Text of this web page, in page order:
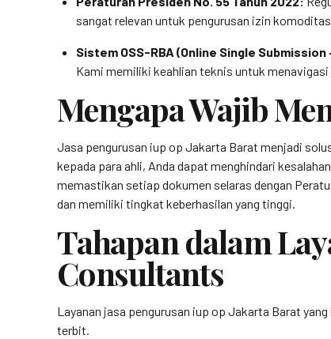
sangat relevan untuk pengurusan izin
Sistem OSS-RBA (Online Single
Kami memiliki keahlian teknis untuk
Mengapa Wajib
Jasa pengurusan iup op Jakarta Barat menjadi
kepada para ahli, Anda dapat menghindari
memastikan setiap dokumen selaras dengan
dan memiliki tingkat keberhasilan yang tinggi.
Tahapan dalam
Consultants
Layanan jasa pengurusan iup op Jakarta Barat
terbit.